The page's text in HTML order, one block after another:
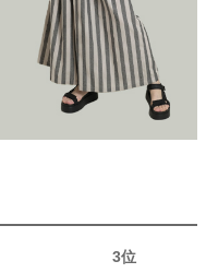
3位